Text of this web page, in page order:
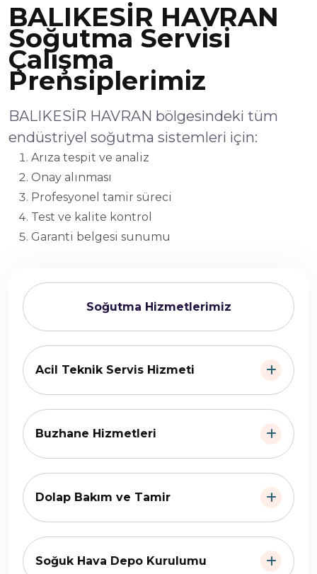
Soğutma Hizmetlerimiz
Acil Teknik Servis Hizmeti
Buzhane Hizmetleri
Dolap Bakım ve Tamir
Soğuk Hava Depo Kurulumu
BALIKESİR HAVRAN
Soğutma Servisi
Çalışma
Prensiplerimiz
BALIKESİR HAVRAN bölgesindeki tüm
endüstriyel soğutma sistemleri için:
Arıza tespit ve analiz
Onay alınması
Profesyonel tamir süreci
Test ve kalite kontrol
Garanti belgesi sunumu